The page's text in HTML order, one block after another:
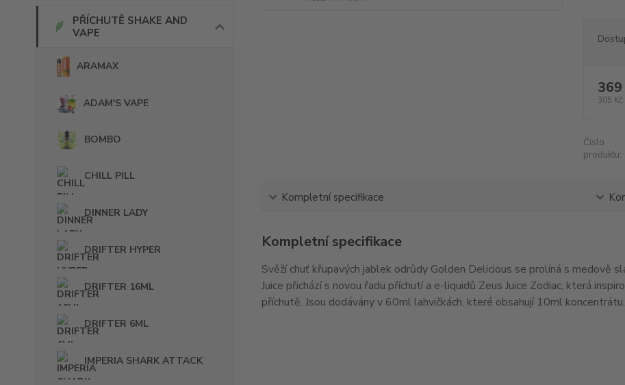
PŘÍCHUTĚ SHAKE AND
VAPE
ARAMAX
ADAM'S VAPE
BOMBO
CHILL PILL
DINNER LADY
DRIFTER HYPER
DRIFTER 16ML
DRIFTER 6ML
IMPERIA SHARK ATTACK
369
305 Kč
Číslo
produktu:
Kompletní specifikace
Kompletní specifikace
Svěží chuť křupavých jablek odrůdy Golden Delicious se prolíná s medově
Juice přichází s novou řadu příchutí a e-liquidů Zeus Juice Zodiac, která
příchutě. Jsou dodávány v 60ml lahvičkách, které obsahují 10ml koncentrátu.